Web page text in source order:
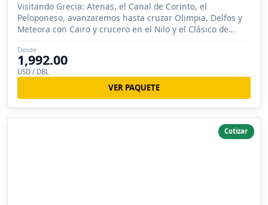
Visitando Grecia: Atenas, el Canal de Corinto, el
Peloponeso, avanzaremos hasta cruzar Olimpia, Delfos y
Meteora con Cairo y crucero en el Nilo y el Clásico de
Desde
1,992.00
USD / DBL
VER PAQUETE
Cotizar